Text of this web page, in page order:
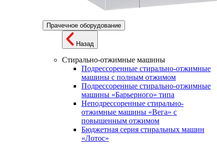
Прачечное оборудование
Назад
Стирально-отжимные машины
Подрессоренные стирально-отжимные
машины с полным отжимом
Подрессоренные стирально-отжимные
машины «Барьерного» типа
Неподрессоренные стирально-
отжимные машины «Вега» с
повышенным отжимом
Бюджетная серия стиральных машин
«Лотос»